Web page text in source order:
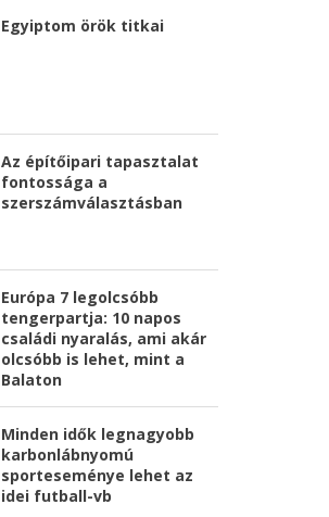
Egyiptom örök titkai
Az építőipari tapasztalat
fontossága a
szerszámválasztásban
Európa 7 legolcsóbb
tengerpartja: 10 napos
családi nyaralás, ami akár
olcsóbb is lehet, mint a
Balaton
Minden idők legnagyobb
karbonlábnyomú
sporteseménye lehet az
idei futball-vb